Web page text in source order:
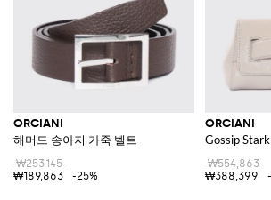
ORCIANI
해머드 송아지 가죽 벨트
₩253,145
₩189,863
-25%
ORCIANI
Gossip
₩554,863
₩388,399